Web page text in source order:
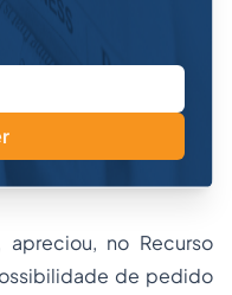
no Recurso
de pedido